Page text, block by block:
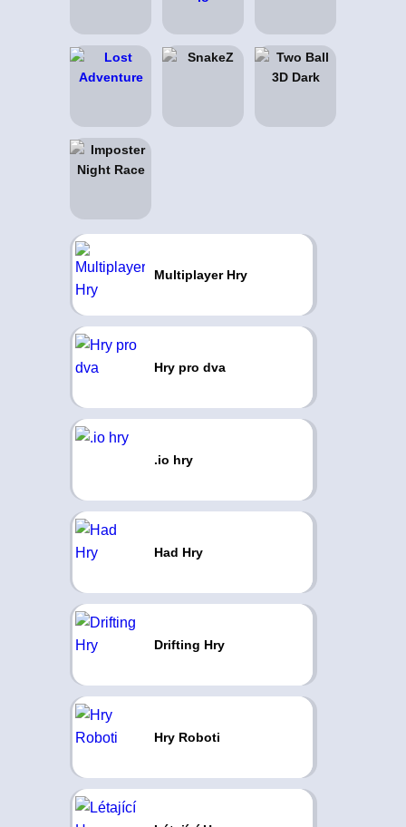
Multiplayer Hry
Hry pro dva
.io hry
Had Hry
Drifting Hry
Hry Roboti